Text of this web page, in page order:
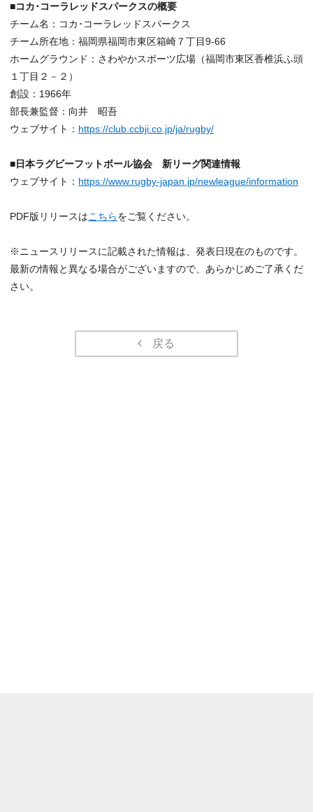
■コカ･コーラレッドスパークスの概要
チーム名：コカ･コーラレッドスパークス
チーム所在地：福岡県福岡市東区箱崎７丁目9-66
ホームグラウンド：さわやかスポーツ広場（福岡市東区香椎浜ふ頭
１丁目２－２）
創設：1966年
部長兼監督：向井 昭吾
ウェブサイト： https://club.ccbji.co.jp/ja/rugby/
■日本ラグビーフットボール協会 新リーグ関連情報
ウェブサイト： https://www.rugby-japan.jp/newleague/information
PDF版リリースはこちらをご覧ください。
※ニュースリリースに記載された情報は、発表日現在のものです。
最新の情報と異なる場合がございますので、あらかじめご了承くだ
さい。
戻る